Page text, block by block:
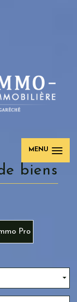
MENU
biens
Pro